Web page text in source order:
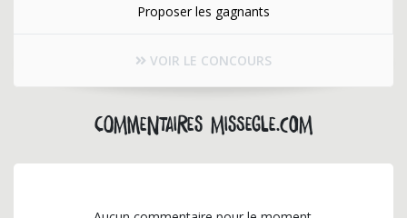
Proposer les gagnants
VOIR LE CONCOURS
Commentaires missegle.com